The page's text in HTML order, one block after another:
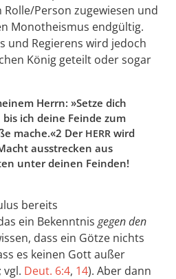
Person zugewiesen und
Monotheismus endgültig.
und Regierens wird jedoch
König geteilt oder sogar
Herrn: »Setze dich
ich deine Feinde zum
mache.«2 Der HERR wird
ausstrecken aus
unter deinen Feinden!
bereits
ein Bekenntnis gegen den
dass ein Götze nichts
es keinen Gott außer
vgl. Deut. 6:4, 14). Aber dann